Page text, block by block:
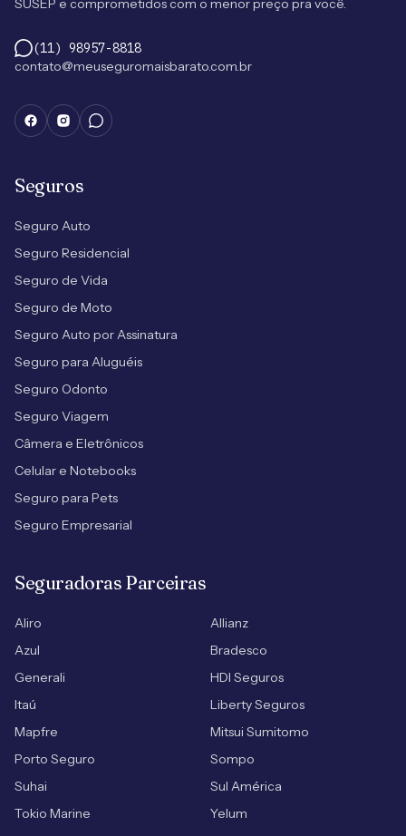
SUSEP e comprometidos com o menor preço pra você.
(11) 98957-8818
contato@meuseguromaisbarato.com.br
Seguros
Seguro Auto
Seguro Residencial
Seguro de Vida
Seguro de Moto
Seguro Auto por Assinatura
Seguro para Aluguéis
Seguro Odonto
Seguro Viagem
Câmera e Eletrônicos
Celular e Notebooks
Seguro para Pets
Seguro Empresarial
Seguradoras Parceiras
Aliro
Allianz
Azul
Bradesco
Generali
HDI Seguros
Itaú
Liberty Seguros
Mapfre
Mitsui Sumitomo
Porto Seguro
Sompo
Suhai
Sul América
Tokio Marine
Yelum